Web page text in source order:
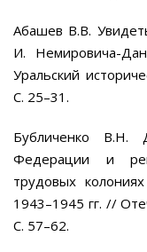
Абашев В.В.
И. Немировича-
Уральский
C. 25–31.
Бубличенко В.Н.
Федерации и
трудовых
1943–1945 гг. //
С. 57–62.